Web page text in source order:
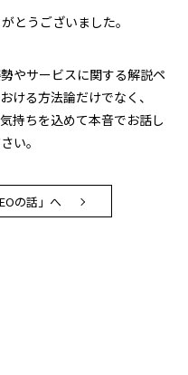
とうございました。
やサービスに関する解説ペ
ける方法論だけでなく、
持ちを込めて本音でお話し
い。
の話」へ